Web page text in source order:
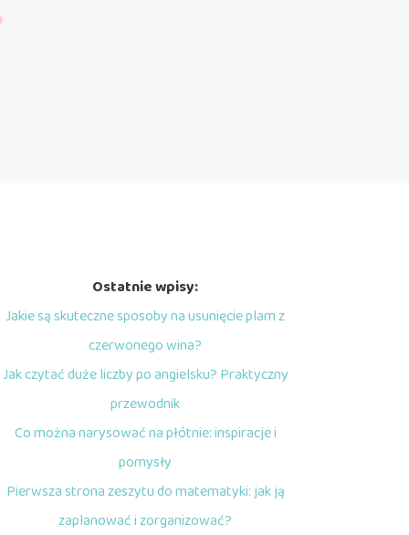
Ostatnie wpisy:
Jakie są skuteczne sposoby na usunięcie plam z
czerwonego wina?
Jak czytać duże liczby po angielsku? Praktyczny
przewodnik
Co można narysować na płótnie: inspiracje i
pomysły
Pierwsza strona zeszytu do matematyki: jak ją
zaplanować i zorganizować?